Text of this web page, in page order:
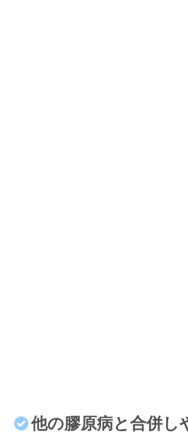
他の膠原病と合併し